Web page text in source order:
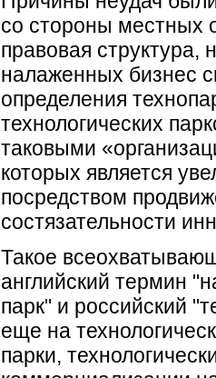
со стороны местных
правовая структура,
налаженных бизнес
определения
технологических
таковыми
которых является
посредством
состязательности
Такое
английский термин
парк" и российский
еще на
парки,